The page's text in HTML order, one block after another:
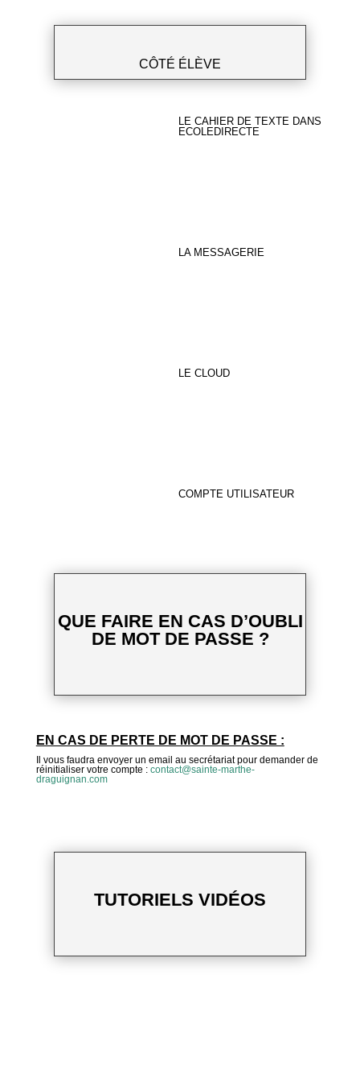
CÔTÉ ÉLÈVE
LE CAHIER DE TEXTE DANS
ECOLEDIRECTE
LA MESSAGERIE
LE CLOUD
COMPTE UTILISATEUR
QUE FAIRE EN CAS D’OUBLI
DE MOT DE PASSE ?
EN CAS DE PERTE DE MOT DE PASSE :
Il vous faudra envoyer un email au secrétariat pour demander de
réinitialiser votre compte : contact@sainte-marthe-
draguignan.com
TUTORIELS VIDÉOS